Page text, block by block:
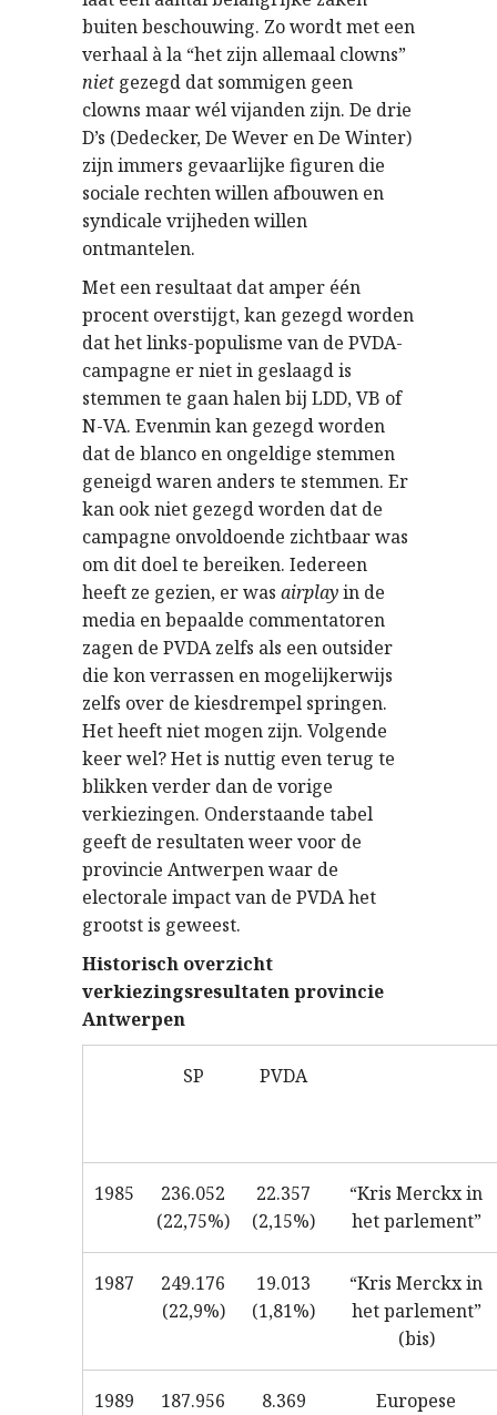
buiten beschouwing. Zo wordt met een
verhaal à la “het zijn allemaal clowns”
niet gezegd dat sommigen geen
clowns maar wél vijanden zijn. De drie
D’s (Dedecker, De Wever en De Winter)
zijn immers gevaarlijke figuren die
sociale rechten willen afbouwen en
syndicale vrijheden willen
ontmantelen.
Met een resultaat dat amper één
procent overstijgt, kan gezegd worden
dat het links-populisme van de PVDA-
campagne er niet in geslaagd is
stemmen te gaan halen bij LDD, VB of
N-VA. Evenmin kan gezegd worden
dat de blanco en ongeldige stemmen
geneigd waren anders te stemmen. Er
kan ook niet gezegd worden dat de
campagne onvoldoende zichtbaar was
om dit doel te bereiken. Iedereen
heeft ze gezien, er was airplayin de
media en bepaalde commentatoren
zagen de PVDA zelfs als een outsider
die kon verrassen en mogelijkerwijs
zelfs over de kiesdrempel springen.
Het heeft niet mogen zijn. Volgende
keer wel? Het is nuttig even terug te
blikken verder dan de vorige
verkiezingen. Onderstaande tabel
geeft de resultaten weer voor de
provincie Antwerpen waar de
electorale impact van de PVDA het
grootst is geweest.
Historisch overzicht
verkiezingsresultaten provincie
Antwerpen
SP PVDA
1985
236.052
(22,75%)
22.357
(2,15%)
“Kris Merckx in
het parlement”
1987
249.176
(22,9%)
19.013
(1,81%)
“Kris Merckx in
het parlement”
(bis)
1989
187.956
8.369
Europese